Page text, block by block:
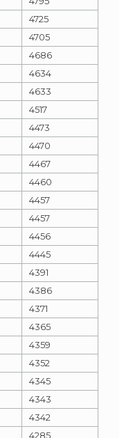
4725
4705
4686
4634
4633
4517
4473
4470
4467
4460
4457
4457
4456
4445
4391
4386
4371
4365
4359
4352
4345
4343
4342
4285